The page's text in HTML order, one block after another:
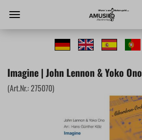
Imagine | John Lennon & Yoko Ono
(Art.Nr.:275070)